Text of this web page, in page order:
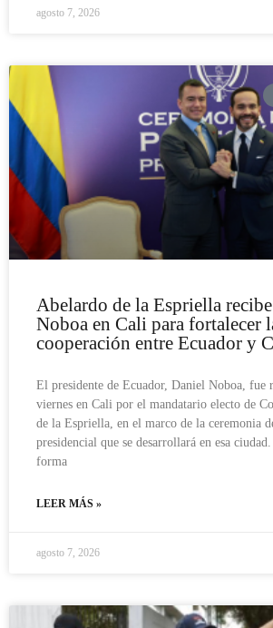
agosto 7, 2026
Abelardo de la Espriella
Noboa en Cali para fortalecer
cooperación entre Ecuador y
El presidente de Ecuador, Daniel Noboa, fue
viernes en Cali por el mandatario electo de
de la Espriella, en el marco de la ceremonia
presidencial que se desarrollará en esa
forma
LEER MÁS »
agosto 7, 2026